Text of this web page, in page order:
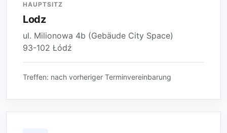
HAUPTSITZ
Lodz
ul. Milionowa 4b (Gebäude City Space)
93-102 Łódź
Treffen: nach vorheriger Terminvereinbarung